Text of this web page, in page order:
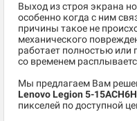
Выход из строя экрана
особенно когда с ним
причины такое не
механического
работает полностью или
со временем
Мы предлагаем Вам
Lenovo Legion 5-15ACH6H
пикселей по доступной